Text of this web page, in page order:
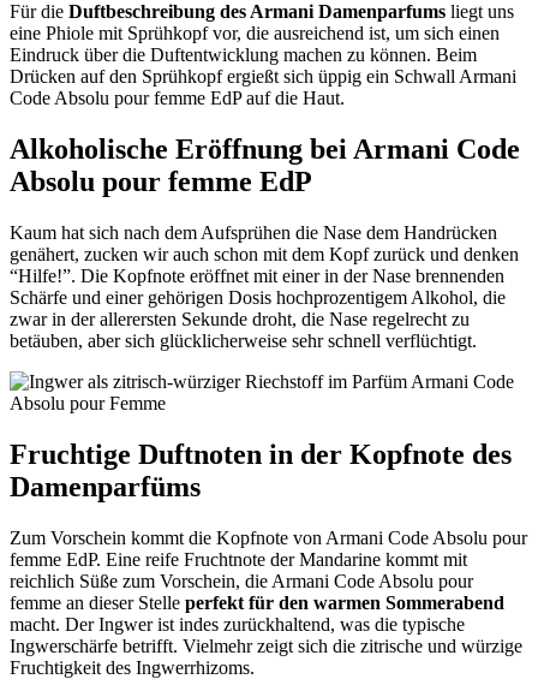
Für die Duftbeschreibung des Armani Damenparfums liegt uns
eine Phiole mit Sprühkopf vor, die ausreichend ist, um sich einen
Eindruck über die Duftentwicklung machen zu können. Beim
Drücken auf den Sprühkopf ergießt sich üppig ein Schwall Armani
Code Absolu pour femme EdP auf die Haut.
Alkoholische Eröffnung bei Armani Code
Absolu pour femme EdP
Kaum hat sich nach dem Aufsprühen die Nase dem Handrücken
genähert, zucken wir auch schon mit dem Kopf zurück und denken
“Hilfe!”. Die Kopfnote eröffnet mit einer in der Nase brennenden
Schärfe und einer gehörigen Dosis hochprozentigem Alkohol, die
zwar in der allerersten Sekunde droht, die Nase regelrecht zu
betäuben, aber sich glücklicherweise sehr schnell verflüchtigt.
Fruchtige Duftnoten in der Kopfnote des
Damenparfüms
Zum Vorschein kommt die Kopfnote von Armani Code Absolu pour
femme EdP. Eine reife Fruchtnote der Mandarine kommt mit
reichlich Süße zum Vorschein, die Armani Code Absolu pour
femme an dieser Stelle perfekt für den warmen Sommerabend
macht. Der Ingwer ist indes zurückhaltend, was die typische
Ingwerschärfe betrifft. Vielmehr zeigt sich die zitrische und würzige
Fruchtigkeit des Ingwerrhizoms.